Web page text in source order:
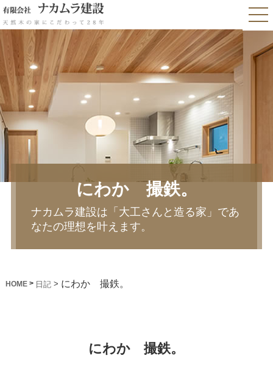
にわか 撮鉄。
ナカムラ建設は「大工さんと造る家」であ
なたの理想を叶えます。
HOME> 日記 > にわか 撮鉄。
にわか 撮鉄。